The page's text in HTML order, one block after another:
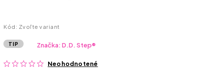
Kód: Zvoľte variant
TIP
Neohodnotené
Značka:D.D. Step®